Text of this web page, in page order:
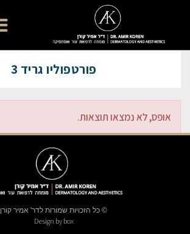
פורטפוליו גריד 3
אופס, לא נמצאו תוצאות.
© כל הזכויות שמורות לדר' אמיר קורן
Design by box